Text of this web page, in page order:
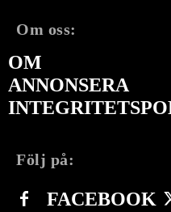
Om oss:
OM
ANNONSERA
Följ på:
FACEBOOK